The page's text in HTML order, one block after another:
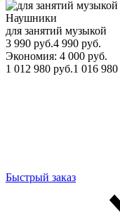
Наушники
для занятий музыкой
3 990 руб.4 990 руб.
Экономия: 4 000 руб.
1 012 980 руб.1 016 980
Быстрый заказ